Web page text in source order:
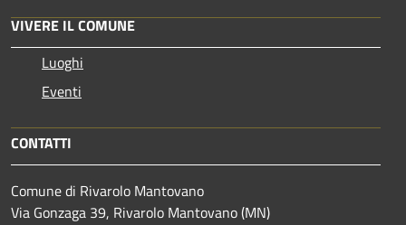
VIVERE IL COMUNE
Luoghi
Eventi
CONTATTI
Comune di Rivarolo Mantovano
Via Gonzaga 39, Rivarolo Mantovano (MN)